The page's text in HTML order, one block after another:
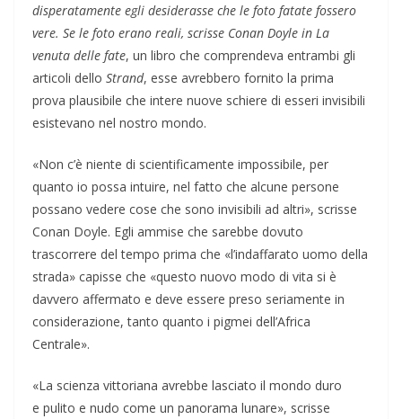
disperatamente egli desiderasse che le foto fatate fossero
vere. Se le foto erano reali, scrisse Conan Doyle in La
venuta delle fate, un libro che comprendeva entrambi gli
articoli dello Strand, esse avrebbero fornito la prima
prova plausibile che intere nuove schiere di esseri invisibili
esistevano nel nostro mondo.
«Non c’è niente di scientificamente impossibile, per
quanto io possa intuire, nel fatto che alcune persone
possano vedere cose che sono invisibili ad altri», scrisse
Conan Doyle. Egli ammise che sarebbe dovuto
trascorrere del tempo prima che «l’indaffarato uomo della
strada» capisse che «questo nuovo modo di vita si è
davvero affermato e deve essere preso seriamente in
considerazione, tanto quanto i pigmei dell’Africa
Centrale».
«La scienza vittoriana avrebbe lasciato il mondo duro
e pulito e nudo come un panorama lunare», scrisse